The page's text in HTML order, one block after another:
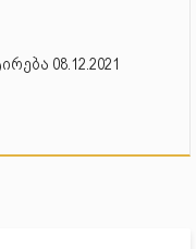
08.12.2021